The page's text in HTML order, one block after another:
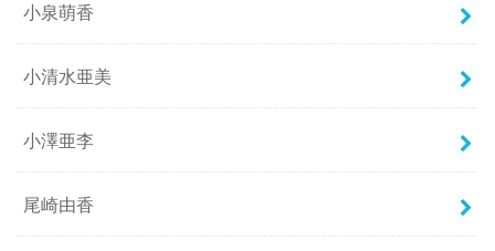
小泉萌香
小清水亜美
小澤亜李
尾崎由香